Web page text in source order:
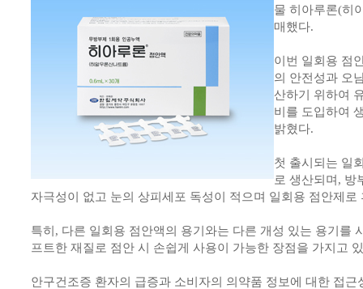
물 히아루론(히
매했다.
이번 일회용 점
의 안전성과 오
산하기 위하여
비를 도입하여
밝혔다.
첫 출시되는 일
로 생산되며, 방
자극성이 없고 눈의 상피세포 독성이 적으며 일회용 점안제로
특히, 다른 일회용 점안액의 용기와는 다른 개성 있는 용기를
프트한 재질로 점안 시 손쉽게 사용이 가능한 장점을 가지고
안구건조증 환자의 급증과 소비자의 의약품 정보에 대한 접근